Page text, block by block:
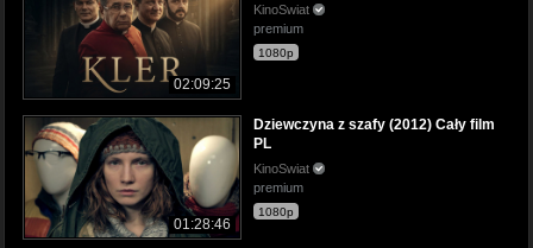
02:09:25
KinoSwiat
premium
1080p
01:28:46
Dziewczyna z szafy (2012) Cały film
PL
KinoSwiat
premium
1080p